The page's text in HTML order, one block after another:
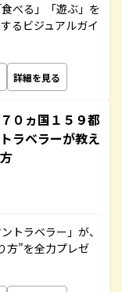
べる」「遊ぶ」を
るビジュアルガイ
詳細を見る
０ヵ国１５９都
ラベラーが教え
トラベラー」が、
方”を全力プレゼ